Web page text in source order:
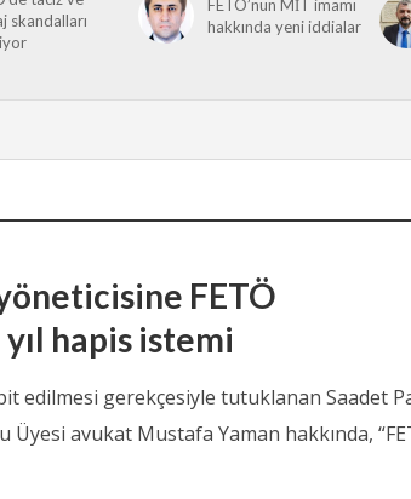
skandalları
FETÖ’nün MİT imamı
hakkında yeni iddialar
FETÖ
hapis istemi
edilmesi gerekçesiyle tutuklanan Saadet
avukat Mustafa Yaman hakkında,